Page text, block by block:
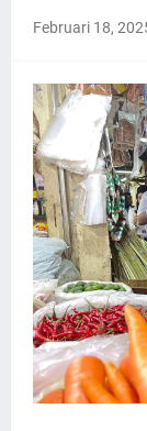
Februari 18,